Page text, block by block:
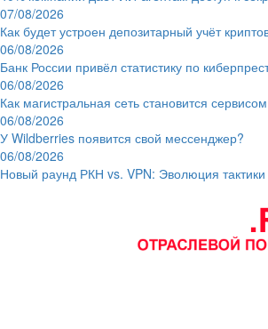
07/08/2026
Как будет устроен депозитарный учёт
06/08/2026
Банк России привёл статистику по
06/08/2026
Как магистральная сеть становится
06/08/2026
У Wildberries появится свой мессенджер?
06/08/2026
Новый раунд РКН vs. VPN: Эволюция